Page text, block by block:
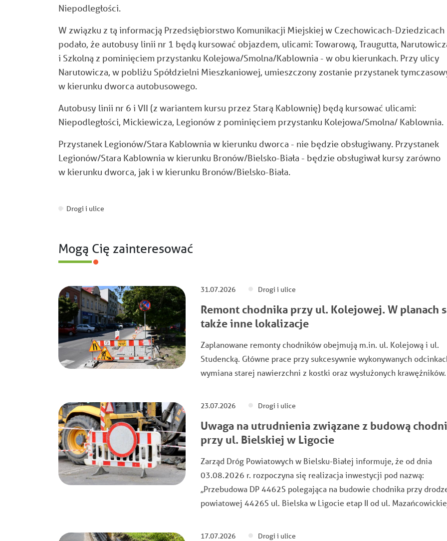
Niepodległości.
W związku z tą informacją Przedsiębiorstwo Komunikacji Miejskiej w Czechowicach-Dziedzicach
podało, że autobusy linii nr 1 będą kursować objazdem, ulicami: Towarową, Traugutta,
i Szkolną z pominięciem przystanku Kolejowa/Smolna/Kablownia - w obu kierunkach. Przy ulicy
Narutowicza, w pobliżu Spółdzielni Mieszkaniowej, umieszczony zostanie przystanek
w kierunku dworca autobusowego.
Autobusy linii nr 6 i VII (z wariantem kursu przez Starą Kablownię) będą kursować ulicami:
Niepodległości, Mickiewicza, Legionów z pominięciem przystanku Kolejowa/Smolna/ Kablownia.
Przystanek Legionów/Stara Kablownia w kierunku dworca - nie będzie obsługiwany. Przystanek
Legionów/Stara Kablownia w kierunku Bronów/Bielsko-Biała - będzie obsługiwał kursy zarówno
w kierunku dworca, jak i w kierunku Bronów/Bielsko-Biała.
Drogi i ulice
Mogą Cię zainteresować
31.07.2026 Drogi i ulice
Remont chodnika przy ul. Kolejowej. W planach
także inne lokalizacje
Zaplanowane remonty chodników obejmują m.in. ul. Kolejową i ul.
Studencką. Główne prace przy sukcesywnie wykonywanych
wymiana starej nawierzchni z kostki oraz wysłużonych krawężników.
23.07.2026 Drogi i ulice
Uwaga na utrudnienia związane z budową
przy ul. Bielskiej w Ligocie
Zarząd Dróg Powiatowych w Bielsku-Białej informuje, że od dnia
03.08.2026 r. rozpoczyna się realizacja inwestycji pod nazwą:
,,Przebudowa DP 4462S polegająca na budowie chodnika przy
powiatowej 4426S ul. Bielska w Ligocie etap II od ul.
17.07.2026 Drogi i ulice